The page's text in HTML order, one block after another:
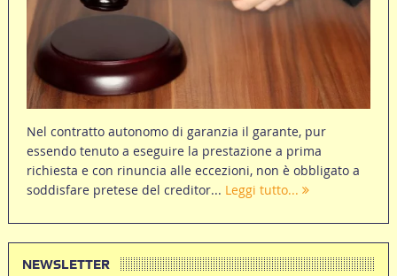
Nel contratto autonomo di garanzia il garante, pur
essendo tenuto a eseguire la prestazione a prima
richiesta e con rinuncia alle eccezioni, non è obbligato a
soddisfare pretese del creditor... Leggi tutto...
NEWSLETTER